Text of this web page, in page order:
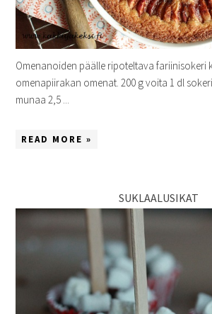
Omenanoiden päälle ripoteltava fariinisokeri
omenapiirakan omenat. 200 g voita 1 dl
munaa 2,5 ...
READ MORE »
SUKLAALUSIKAT